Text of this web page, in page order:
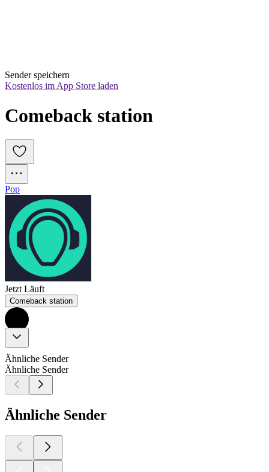
Sender speichern
Kostenlos im App Store laden
Comeback station
Pop
Jetzt Läuft
Comeback station
Ähnliche Sender
Ähnliche Sender
Ähnliche Sender